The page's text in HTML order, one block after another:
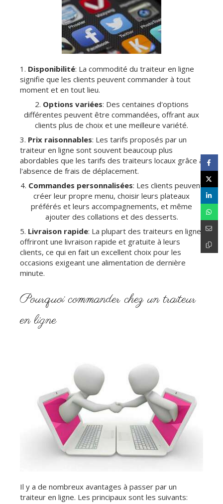
1. Disponibilité: La commodité du traiteur en ligne
signifie que les clients peuvent commander à tout
moment et en tout lieu.
2. Options variées: Des centaines d'options
différentes peuvent être commandées, offrant aux
clients plus de choix et une meilleure variété.
3. Prix raisonnables: Les tarifs proposés par un
traiteur en ligne sont souvent beaucoup plus
abordables que les tarifs des traiteurs locaux grâce à
l'absence de frais de déplacement.
4. Commandes personnalisées: Les clients peuvent
créer leur propre menu, choisir leurs plateaux
préférés et leurs accompagnements, et même
ajouter des collations et des desserts.
5. Livraison rapide: La plupart des traiteurs en ligne
offriront une livraison rapide et gratuite à leurs
clients, ce qui en fait un excellent choix pour les
occasions exigeant une alimentation de dernière
minute.
Pourquoi commander chez un traiteur
en ligne
Il y a de nombreux avantages à passer par un
traiteur en ligne. Les principaux sont les suivants: